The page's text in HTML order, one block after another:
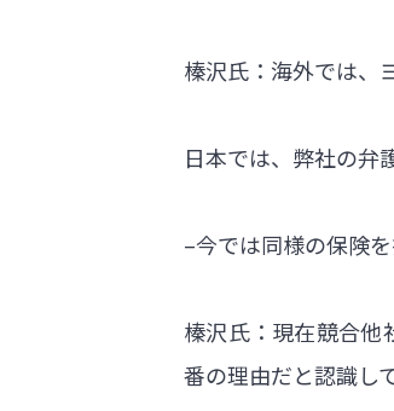
榛沢氏：海外では、
日本では、弊社の弁
–今では同様の保険
榛沢氏：現在競合他
番の理由だと認識し